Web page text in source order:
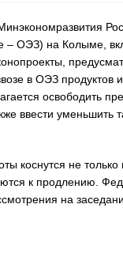
– ОЭЗ) на Колыме,
в ОЭЗ продуктов
освободить
ввести
коснутся не
к продлению.
на